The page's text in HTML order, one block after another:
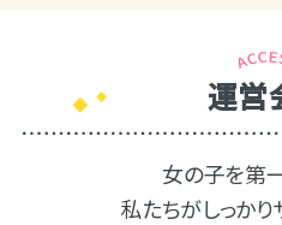
運営
女の子を第
私たちがしっかり